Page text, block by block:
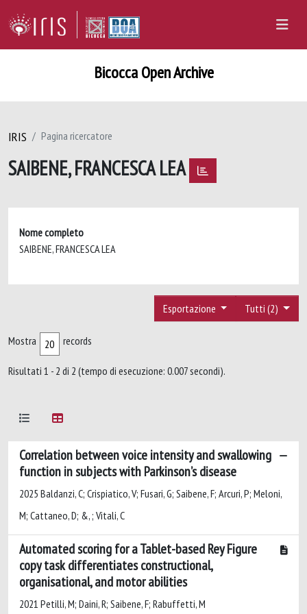
Bicocca Open Archive
IRIS Pagina ricercatore
SAIBENE, FRANCESCA LEA
Nome completo
SAIBENE, FRANCESCA LEA
Tutti (2)
Esportazione
Mostra records
Risultati 1 - 2 di 2 (tempo di esecuzione: 0.007 secondi).
Correlation between voice intensity and swallowing
function in subjects with Parkinson’s disease
2025 Baldanzi, C; Crispiatico, V; Fusari, G; Saibene, F; Arcuri, P; Meloni,
M; Cattaneo, D; &, ; Vitali, C
Automated scoring for a Tablet-based Rey Figure
copy task differentiates constructional,
organisational, and motor abilities
2021 Petilli, M; Daini, R; Saibene, F; Rabuffetti, M